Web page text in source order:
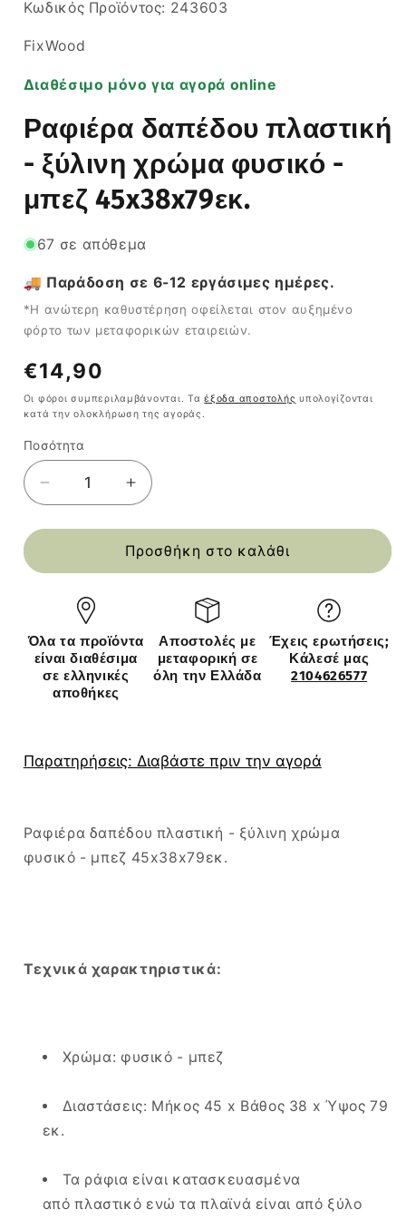
Κωδικός Προϊόντος: SKU:
243603
FixWood
Διαθέσιμο μόνο για αγορά online
Ραφιέρα δαπέδου πλαστική
- ξύλινη χρώμα φυσικό -
μπεζ 45x38x79εκ.
67 σε απόθεμα
🚚 Παράδοση σε 6-12 εργάσιμες ημέρες.
*Η ανώτερη καθυστέρηση οφείλεται στον αυξημένο
φόρτο των μεταφορικών εταιρειών.
Κανονική
τιμή
€14,90
Οι φόροι συμπεριλαμβάνονται. Ταέξοδα αποστολής υπολογίζονται
κατά την ολοκλήρωση της αγοράς.
Ποσότητα
Ποσότητα
Μείωση
ποσότητας
για
δαπέδου
ξύλινη
χρώμα
φυσικό
Αύξηση
ποσότητας
για
Ραφιέρα
δαπέδου
χρώμα
φυσικό
Προσθήκη στο καλάθι
Όλα τα προϊόντα
είναι διαθέσιμα
σε ελληνικές
αποθήκες
Αποστολές με
μεταφορική σε
όλη την Ελλάδα
Έχεις ερωτήσεις;
Κάλεσέ μας
2104626577
Παρατηρήσεις: Διαβάστε πριν την αγορά
Ραφιέρα δαπέδου πλαστική - ξύλινη χρώμα
φυσικό - μπεζ 45x38x79εκ.
Τεχνικά χαρακτηριστικά:
Χρώμα: φυσικό - μπεζ
Διαστάσεις: Μήκος 45 x Βάθος 38 x Ύψος 79
εκ.
Τα ράφια είναι κατασκευασμένα
από πλαστικό ενώ τα πλαϊνά είναι από ξύλο